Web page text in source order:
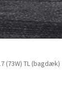
(73W) TL (bagdæk)